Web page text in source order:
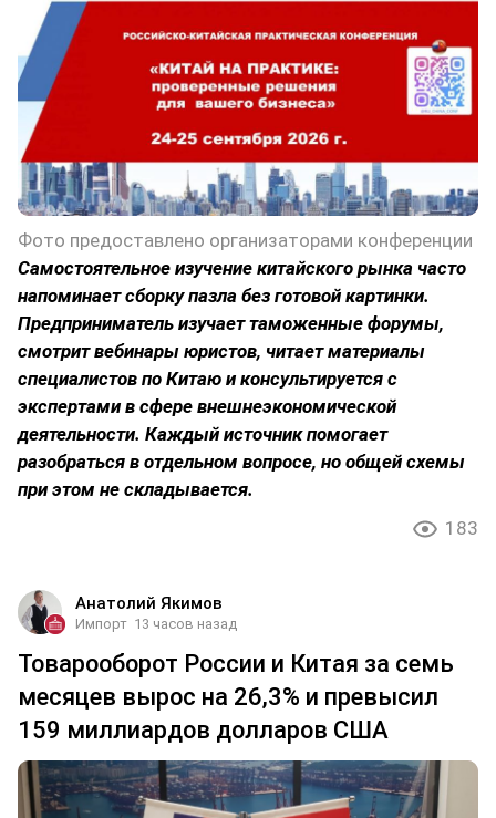
Фото предоставлено организаторами конференции
Самостоятельное изучение китайского рынка часто
напоминает сборку пазла без готовой картинки.
Предприниматель изучает таможенные форумы,
смотрит вебинары юристов, читает материалы
специалистов по Китаю и консультируется с
экспертами в сфере внешнеэкономической
деятельности. Каждый источник помогает
разобраться в отдельном вопросе, но общей схемы
при этом не складывается.
183
Анатолий Якимов
Импорт 13 часов назад
Товарооборот России и Китая за семь
месяцев вырос на 26,3% и превысил
159 миллиардов долларов США